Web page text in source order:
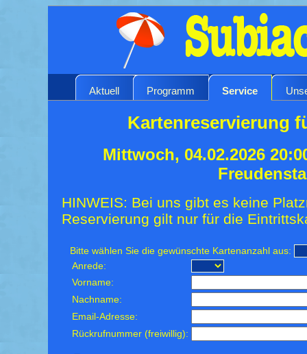
Aktuell Programm Service
Kartenreservierung
Mittwoch, 04.02.2026
HINWEIS: Bei uns gibt es keine
Reservierung gilt nur für die
Bitte wählen Sie die gewünschte Kartenanzahl aus:
Anrede:
Vorname:
Nachname:
Email-Adresse:
Rückrufnummer (freiwillig):